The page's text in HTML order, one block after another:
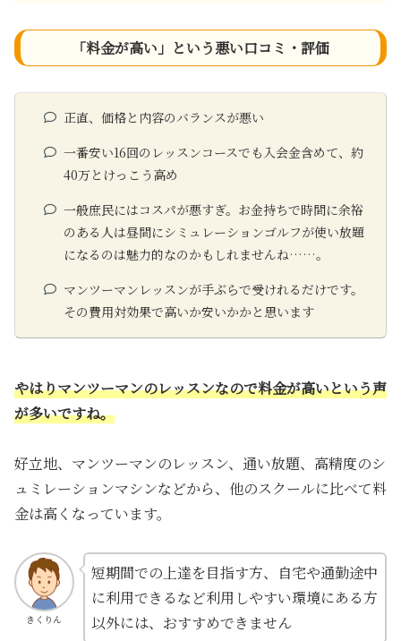
「料金が高い」という悪い口コミ・評価
正直、価格と内容のバランスが悪い
一番安い16回のレッスンコースでも入会金含めて、約
40万とけっこう高め
一般庶民にはコスパが悪すぎ。お金持ちで時間に余裕
のある人は昼間にシミュレーションゴルフが使い放題
になるのは魅力的なのかもしれませんね……。
マンツーマンレッスンが手ぶらで受けれるだけです。
その費用対効果で高いか安いかかと思います
やはりマンツーマンのレッスンなので料金が高いという声
が多いですね。
好立地、マンツーマンのレッスン、通い放題、高精度のシ
ュミレーションマシンなどから、他のスクールに比べて料
金は高くなっています。
きくりん
短期間での上達を目指す方、自宅や通勤途中
に利用できるなど利用しやすい環境にある方
以外には、おすすめできません